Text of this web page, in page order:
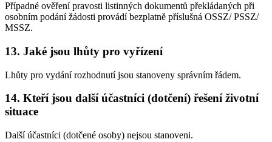
Případné ověření pravosti listinných dokumentů překládaných při
osobním podání žádosti provádí bezplatně příslušná OSSZ/ PSSZ/
MSSZ.
13. Jaké jsou lhůty pro vyřízení
Lhůty pro vydání rozhodnutí jsou stanoveny správním řádem.
14. Kteří jsou další účastníci (dotčení) řešení životní
situace
Další účastníci (dotčené osoby) nejsou stanoveni.